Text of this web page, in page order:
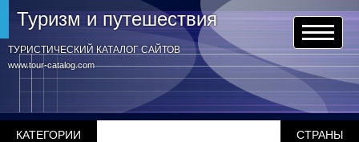
www.tour-catalog.com
Туризм и путешествия
ТУРИСТИЧЕСКИЙ КАТАЛОГ САЙТОВ
КАТЕГОРИИ СТРАНЫ